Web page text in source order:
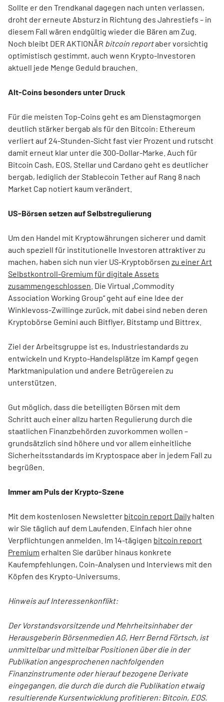
Sollte er den Trendkanal dagegen nach unten verlassen,
droht der erneute Absturz in Richtung des Jahrestiefs – in
diesem Fall wären endgültig wieder die Bären am Zug.
Noch bleibt DER AKTIONÄR bitcoin reportaber vorsichtig
optimistisch gestimmt, auch wenn Krypto-Investoren
aktuell jede Menge Geduld brauchen.
Alt-Coins besonders unter Druck
Für die meisten Top-Coins geht es am Dienstagmorgen
deutlich stärker bergab als für den Bitcoin: Ethereum
verliert auf 24-Stunden-Sicht fast vier Prozent und rutscht
damit erneut klar unter die 300-Dollar-Marke. Auch für
Bitcoin Cash, EOS, Stellar und Cardano geht es deutlicher
bergab, lediglich der Stablecoin Tether auf Rang 8 nach
Market Cap notiert kaum verändert.
US-Börsen setzen auf Selbstregulierung
Um den Handel mit Kryptowährungen sicherer und damit
auch speziell für institutionelle Investoren attraktiver zu
machen, haben sich nun vier US-Kryptobörsen zu einer Art
Selbstkontroll-Gremium für digitale Assets
zusammengeschlossen . Die Virtual „Commodity
Association Working Group“ geht auf eine Idee der
Winklevoss-Zwillinge zurück, mit dabei sind neben deren
Kryptobörse Gemini auch Bitflyer, Bitstamp und Bittrex.
Ziel der Arbeitsgruppe ist es, Industriestandards zu
entwickeln und Krypto-Handelsplätze im Kampf gegen
Marktmanipulation und andere Betrügereien zu
unterstützen.
Gut möglich, dass die beteiligten Börsen mit dem
Schritt auch einer allzu harten Regulierung durch die
staatlichen Finanzbehörden zuvorkommen wollen –
grundsätzlich sind höhere und vor allem einheitliche
Sicherheitsstandards im Kryptospace aber in jedem Fall zu
begrüßen.
Immer am Puls der Krypto-Szene
Mit dem kostenlosen Newsletter bitcoin report Daily halten
wir Sie täglich auf dem Laufenden. Einfach hier ohne
Verpflichtungen anmelden. Im 14-tägigen bitcoin report
Premium erhalten Sie darüber hinaus konkrete
Kaufempfehlungen, Coin-Analysen und Interviews mit den
Köpfen des Krypto-Universums.
Hinweis auf Interessen­konflikt:
Der Vorstandsvorsitzende und Mehrheitsinhaber der
Herausgeberin Börsenmedien AG, Herr Bernd Förtsch, ist
unmittelbar und mittelbar Positionen über die in der
Publikation angesprochenen nachfolgenden
Finanzinstrumente oder hierauf bezogene Derivate
eingegangen, die durch die durch die Publikation etwaig
resultierende Kursentwicklung profitieren: Bitcoin, EOS.